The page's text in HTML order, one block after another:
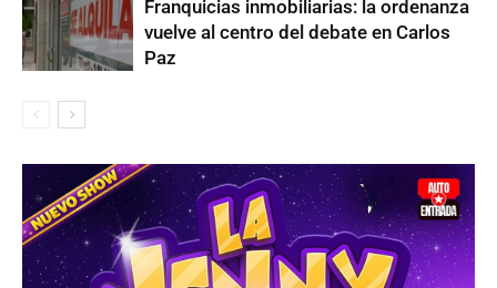
Franquicias inmobiliarias: la ordenanza
vuelve al centro del debate en Carlos
Paz